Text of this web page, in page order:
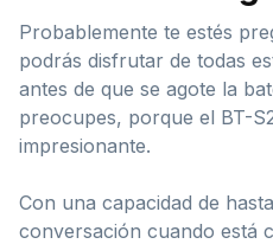
Probablemente te estés
podrás disfrutar de todas
antes de que se agote la
preocupes, porque el BT-
impresionante.
Con una capacidad de
conversación cuando está